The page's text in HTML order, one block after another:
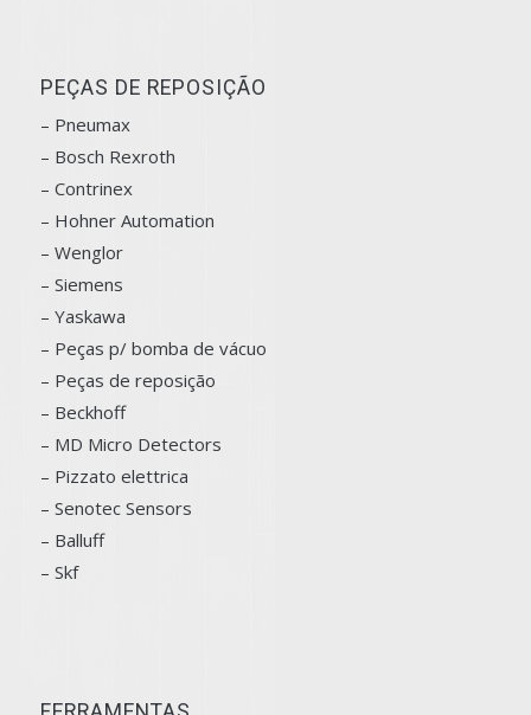
PEÇAS DE REPOSIÇÃO
– Pneumax
– Bosch Rexroth
– Contrinex
– Hohner Automation
– Wenglor
– Siemens
– Yaskawa
– Peças p/ bomba de vácuo
– Peças de reposição
– Beckhoff
– MD Micro Detectors
– Pizzato elettrica
– Senotec Sensors
– Balluff
– Skf